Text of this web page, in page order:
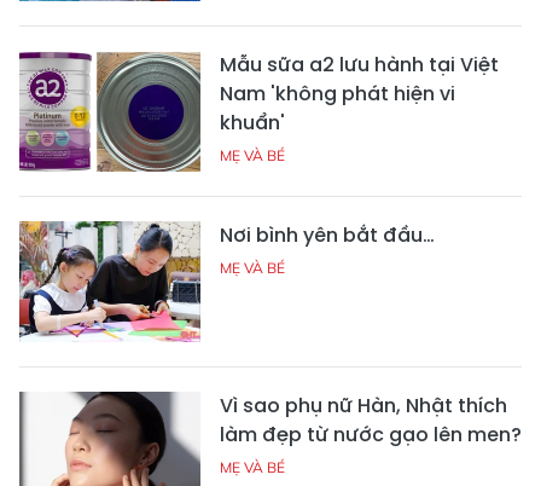
Mẫu sữa a2 lưu hành tại Việt
Nam 'không phát hiện vi
khuẩn'
MẸ VÀ BÉ
Nơi bình yên bắt đầu…
MẸ VÀ BÉ
Vì sao phụ nữ Hàn, Nhật thích
làm đẹp từ nước gạo lên men?
MẸ VÀ BÉ